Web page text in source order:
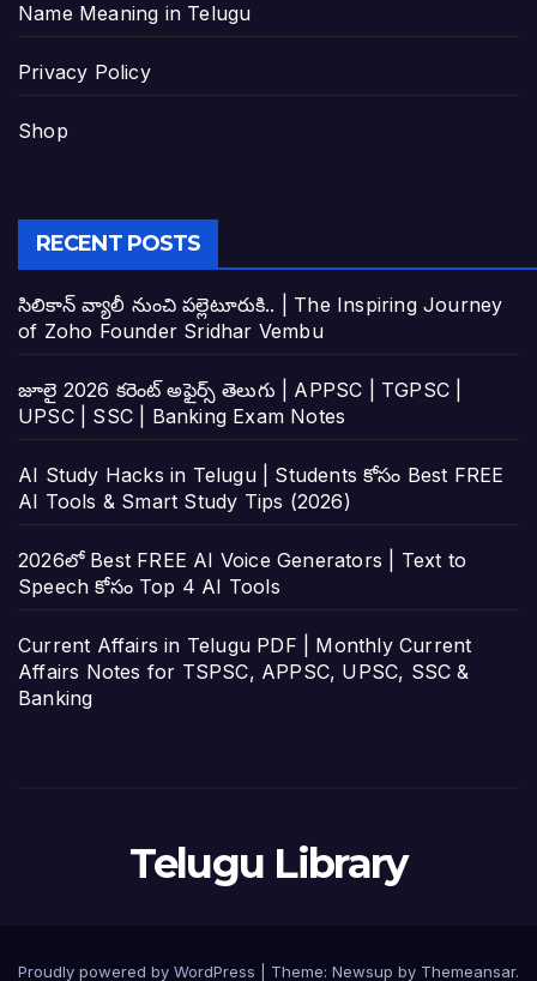
Name Meaning in Telugu
Privacy Policy
Shop
RECENT POSTS
సిలికాన్ వ్యాలీ నుంచి పల్లెటూరుకి.. | The Inspiring Journey
of Zoho Founder Sridhar Vembu
జూలై 2026 కరెంట్ అఫైర్స్ తెలుగు | APPSC | TGPSC |
UPSC | SSC | Banking Exam Notes
AI Study Hacks in Telugu | Students కోసం Best FREE
AI Tools & Smart Study Tips (2026)
2026లో Best FREE AI Voice Generators | Text to
Speech కోసం Top 4 AI Tools
Current Affairs in Telugu PDF | Monthly Current
Affairs Notes for TSPSC, APPSC, UPSC, SSC &
Banking
Telugu Library
Proudly powered by WordPress Theme: Newsup by Themeansar.